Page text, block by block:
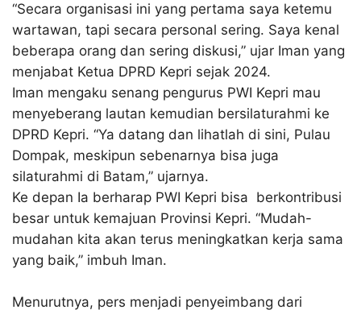
“Secara organisasi ini yang pertama saya ketemu
wartawan, tapi secara personal sering. Saya kenal
beberapa orang dan sering diskusi,” ujar Iman yang
menjabat Ketua DPRD Kepri sejak 2024.
Iman mengaku senang pengurus PWI Kepri mau
menyeberang lautan kemudian bersilaturahmi ke
DPRD Kepri. “Ya datang dan lihatlah di sini, Pulau
Dompak, meskipun sebenarnya bisa juga
silaturahmi di Batam,” ujarnya.
Ke depan Ia berharap PWI Kepri bisa berkontribusi
besar untuk kemajuan Provinsi Kepri. “Mudah-
mudahan kita akan terus meningkatkan kerja sama
yang baik,” imbuh Iman.
Menurutnya, pers menjadi penyeimbang dari